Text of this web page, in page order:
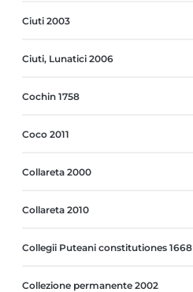
Ciuti 2003
Ciuti, Lunatici 2006
Cochin 1758
Coco 2011
Collareta 2000
Collareta 2010
Collegii Puteani constitutiones 1668
Collezione permanente 2002